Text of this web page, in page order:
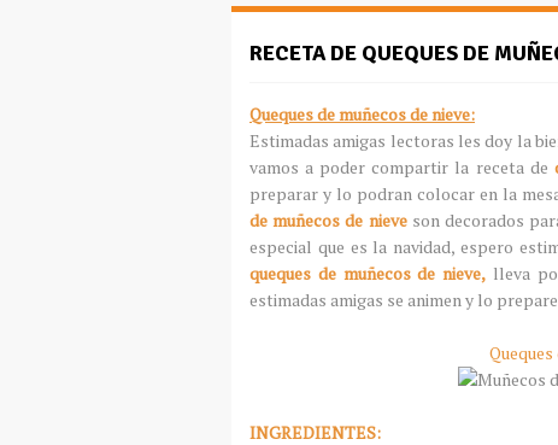
RECETA DE QUEQUES DE
Queques de muñecos de nieve:
Estimadas amigas lectoras les doy la
vamos a poder compartir la receta de
preparar y lo podran colocar en la
de muñecos de nieveson decorados
especial que es la navidad, espero
queques de muñecos de nieve, lleva
estimadas amigas se animen y lo
INGREDIENTES: